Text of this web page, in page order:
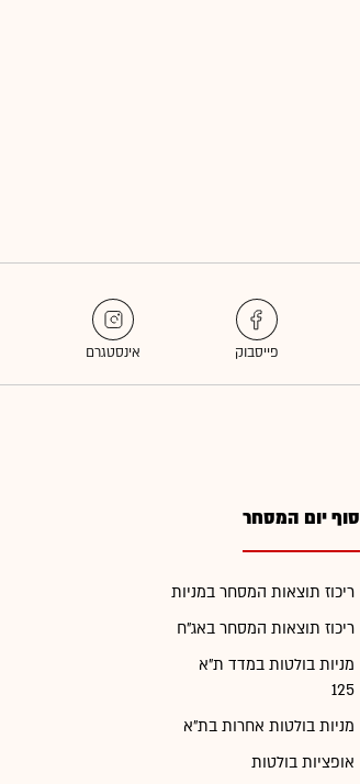
סוף יום המסחר
ריכוז תוצאות המסחר במניות
ריכוז תוצאות המסחר באג"ח
מניות בולטות במדד ת"א
125
מניות בולטות אחרות בת"א
אופציות בולטות